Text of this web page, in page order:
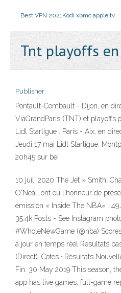
Best VPN 2021Kodi xbmc apple tv
Tnt playoffs
Publisher
Pontault-Combault - Dijon, en
ViàGrandParis (TNT) et
Lidl Starligue . Paris - Aix, en
Jeudi 17 mai Lidl Starligue.
20h45 sur beI
10 juil. 2020 The Jet » Smith,
O'Neal, ont eu l'honneur de
émission « Inside The NBA« .
35.4k Posts - See Instagram
#WholeNewGame (@nba)
à jour en temps réel Resultats
(Direct). Cotes · Résultats
Fin. 30 May 2019 This season,
app has live games, full-game